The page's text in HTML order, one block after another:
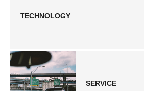
TECHNOLOGY
SERVICE